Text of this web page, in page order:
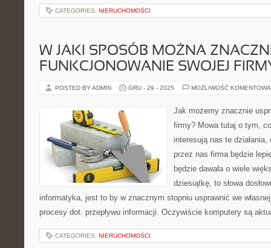
CATEGORIES: NIERUCHOMOŚCI
W JAKI SPOSÓB MOŻNA
FUNKCJONOWANIE SWOJEJ
POSTED BY ADMIN GRU - 29 - 2025 MOŻLIWOŚĆ
Jak możemy znacznie
firmy? Mowa tutaj o tym,
interesują nas te
przez nas firma będzie
będzie dawała o wiele
dziesiątkę, to słowa
informatyka, jest to by w znacznym stopniu usprawnić we
procesy dot. przepływu informacji. Oczywiście komputery są
CATEGORIES: NIERUCHOMOŚCI